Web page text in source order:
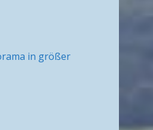
in größer